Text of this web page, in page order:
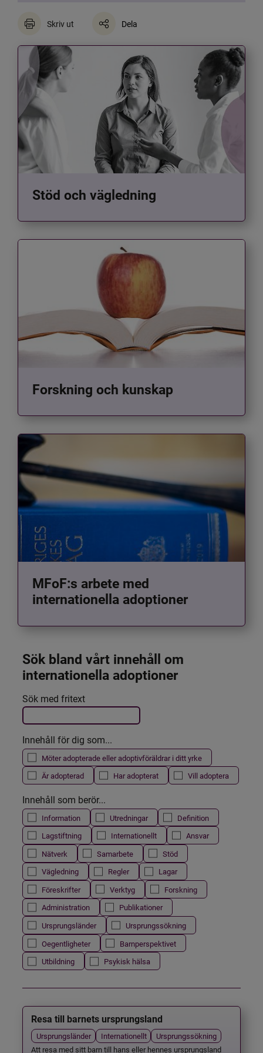
Skriv ut Dela
Stöd och vägledning
Forskning och kunskap
MFoF:s arbete med
internationella adoptioner
Sök bland vårt innehåll om
internationella adoptioner
Filtrera resultatet
Det här formuläret postas automatiskt
Sök med fritext
Innehåll för dig som...
Möter adopterade eller adoptivföräldrar i ditt yrke
Är adopterad
Har adopterat Vill adoptera
Innehåll som berör...
Information Utredningar
Definition
Lagstiftning
Internationellt
Ansvar
Nätverk
Samarbete
Stöd
Vägledning
Regler
Lagar
Föreskrifter
Verktyg
Forskning
Administration
Publikationer
Ursprungsländer
Ursprungssökning
Oegentligheter
Barnperspektivet
Utbildning
Psykisk hälsa
Resa till barnets ursprungsland
Ursprungsländer Internationellt
Ursprungssökning
Att resa med sitt barn till hans eller hennes ursprungsland